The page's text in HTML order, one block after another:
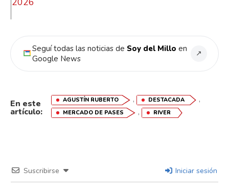
Seguí todas las noticias de Soy del Millo en
Google News
↗
En este
artículo:
AGUSTÍN RUBERTO , DESTACADA ,
MERCADO DE PASES , RIVER
Suscribirse Iniciar sesión
Email